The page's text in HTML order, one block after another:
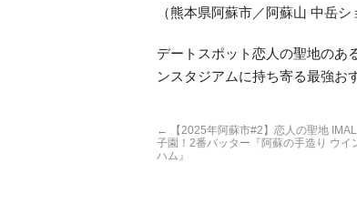
（熊本県阿蘇市／阿蘇山 中岳シ
デートスポット恋人の聖地のあ
ンスタジアムに持ち寄る最強お
←
【2025年阿蘇市#2】恋人の聖地
子園！2番バッター『阿蘇の手造り ウイ
ハム』